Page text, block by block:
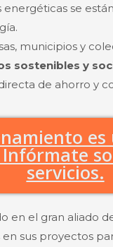
se
municipios y
sostenibles y
de ahorro y
servicios.
en el gran aliado
sus proyectos